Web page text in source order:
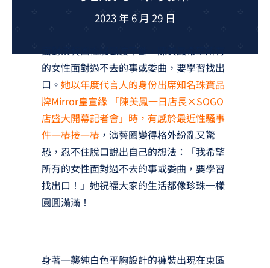
GCU大賽
夢想購物
2023 年 6 月 29 日
面對演藝圈性騷風波不斷，陳美鳳希望所有
的女性面對過不去的事或委曲，要學習找出
口。 她以年度代言人的身份出席知名珠寶品
牌Mirror皇宣緣 「陳美鳳一日店長×SOGO
店盛大開幕記者會」時，有感於最近性騷事
件一樁接一樁，演藝圈變得格外紛亂又驚
恐，忍不住脫口說出自己的想法：「我希望
所有的女性面對過不去的事或委曲，要學習
找出口！」她祝福大家的生活都像珍珠一樣
圓圓滿滿！
身著一襲純白色平胸設計的褲裝出現在東區